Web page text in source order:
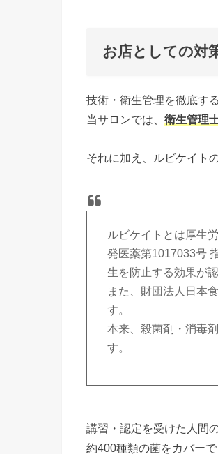
お店としての対
技術・衛生管理を徹底す
当サロンでは、 衛生管理
それに加え、ルビケイト
ルビケイトとは厚生
発医薬第1017033号
生を防止する効果が
また、財団法人日本
す。
本来、殺菌剤・消毒
す。
講習・認定を受けた人間
約400種類の菌をカバー